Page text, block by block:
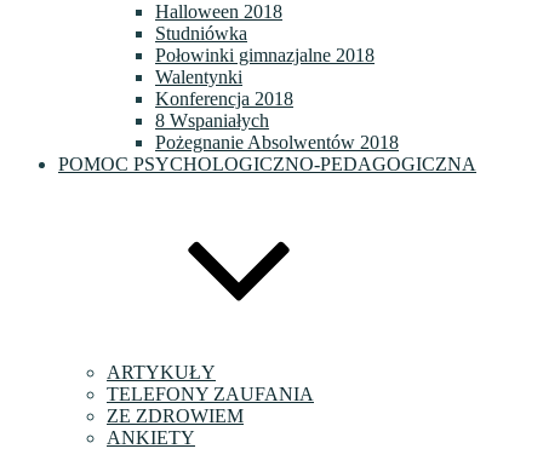
Halloween 2018
Studniówka
Połowinki gimnazjalne 2018
Walentynki
Konferencja 2018
8 Wspaniałych
Pożegnanie Absolwentów 2018
POMOC PSYCHOLOGICZNO-PEDAGOGICZNA
ARTYKUŁY
TELEFONY ZAUFANIA
ZE ZDROWIEM
ANKIETY